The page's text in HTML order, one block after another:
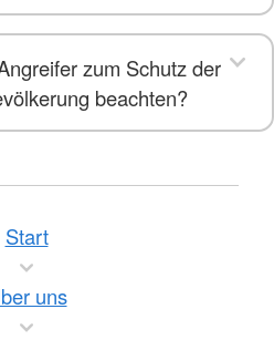
zum Schutz der
beachten?
Start
uns